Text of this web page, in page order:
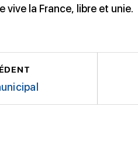
vive la France, libre et unie.